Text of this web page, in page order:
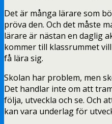
Det är många lärare som
pröva den. Och det måste
lärare är nästan en daglig
kommer till klassrummet
få lära sig.
Skolan har problem, men
Det handlar inte om att
följa, utveckla och se. Och
kan vara underlag för